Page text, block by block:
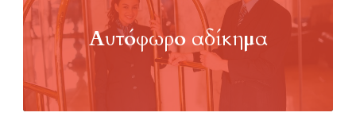
Αυτόφωρο αδίκημα